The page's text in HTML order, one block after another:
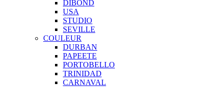
DIBOND
USA
STUDIO
SEVILLE
COULEUR
DURBAN
PAPEETE
PORTOBELLO
TRINIDAD
CARNAVAL